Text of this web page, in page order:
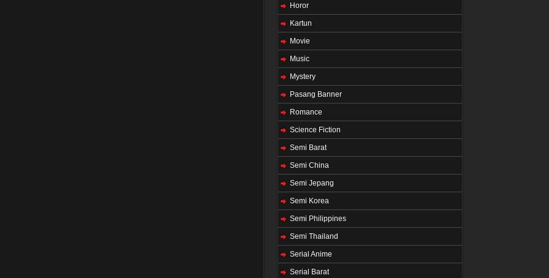
Horor
Kartun
Movie
Music
Mystery
Pasang Banner
Romance
Science Fiction
Semi Barat
Semi China
Semi Jepang
Semi Korea
Semi Philippines
Semi Thailand
Serial Anime
Serial Barat